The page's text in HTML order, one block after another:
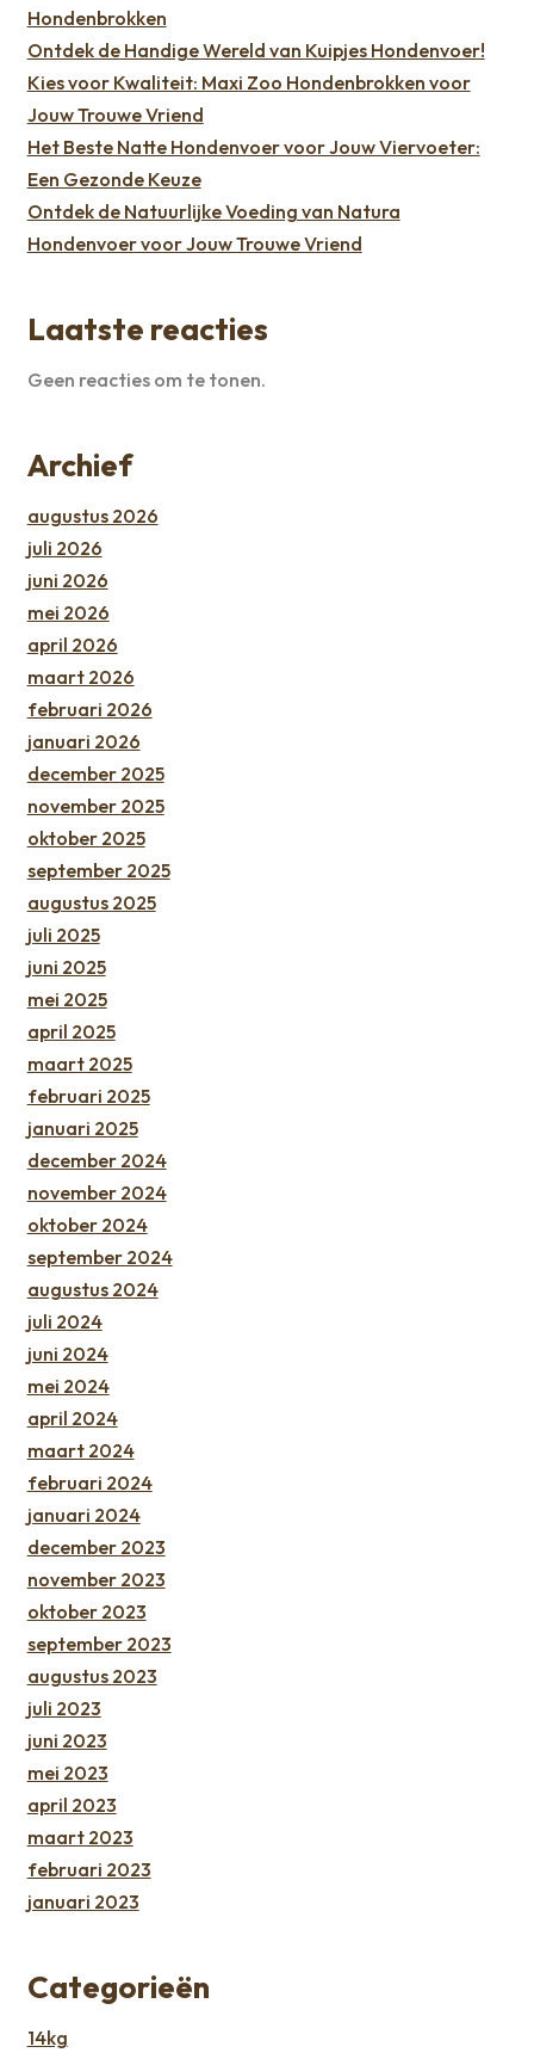
Hondenbrokken
Ontdek de Handige Wereld van Kuipjes Hondenvoer!
Kies voor Kwaliteit: Maxi Zoo Hondenbrokken voor
Jouw Trouwe Vriend
Het Beste Natte Hondenvoer voor Jouw Viervoeter:
Een Gezonde Keuze
Ontdek de Natuurlijke Voeding van Natura
Hondenvoer voor Jouw Trouwe Vriend
Laatste reacties
Geen reacties om te tonen.
Archief
augustus 2026
juli 2026
juni 2026
mei 2026
april 2026
maart 2026
februari 2026
januari 2026
december 2025
november 2025
oktober 2025
september 2025
augustus 2025
juli 2025
juni 2025
mei 2025
april 2025
maart 2025
februari 2025
januari 2025
december 2024
november 2024
oktober 2024
september 2024
augustus 2024
juli 2024
juni 2024
mei 2024
april 2024
maart 2024
februari 2024
januari 2024
december 2023
november 2023
oktober 2023
september 2023
augustus 2023
juli 2023
juni 2023
mei 2023
april 2023
maart 2023
februari 2023
januari 2023
Categorieën
14kg